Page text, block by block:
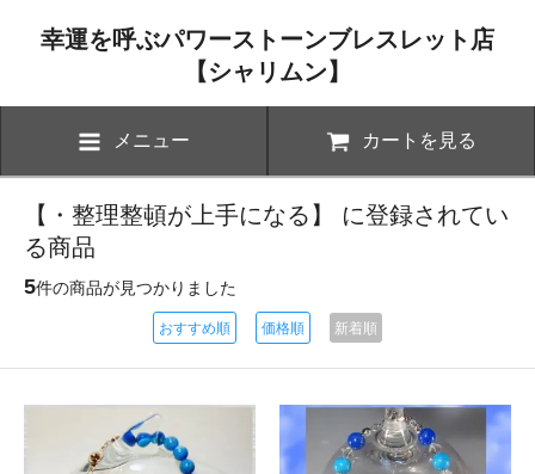
幸運を呼ぶパワーストーンブレスレット店
【シャリムン】
メニュー カートを見る
【・整理整頓が上手になる】 に登録されてい
る商品
5件の商品が見つかりました
おすすめ順 価格順 新着順